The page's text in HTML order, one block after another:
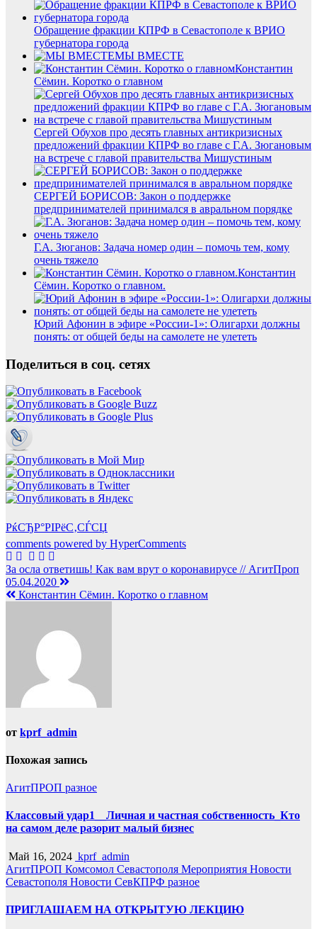
Обращение фракции КПРФ в Севастополе к ВРИО
губернатора города
МЫ ВМЕСТЕ
Константин
Сёмин. Коротко о главном
Сергей Обухов про десять главных антикризисных
предложений фракции КПРФ во главе с Г.А. Зюгановым
на встрече с главой правительства Мишустиным
СЕРГЕЙ БОРИСОВ: Закон о поддержке
предпринимателей принимался в авральном порядке
Г.А. Зюганов: Задача номер один – помочь тем, кому
очень тяжело
Константин
Сёмин. Коротко о главном.
Юрий Афонин в эфире «России-1»: Олигархи должны
понять: от общей беды на самолете не улететь
Поделиться в соц. сетях
РќСЂР°РІРёС‚СЃСЏ
comments powered by HyperComments
Навигация
по
За осла ответишь! Как вам врут о коронавирусе // АгитПроп
05.04.2020
Константин Сёмин. Коротко о главном
от kprf_admin
Похожая запись
АгитПРОП разное
Классовый удар1__Личная и частная собственность_Кто
на самом деле разорит малый бизнес
Май 16, 2024 kprf_admin
АгитПРОП Комсомол Севастополя Мероприятия Новости
Севастополя Новости СевКПРФ разное
ПРИГЛАШАЕМ НА ОТКРЫТУЮ ЛЕКЦИЮ